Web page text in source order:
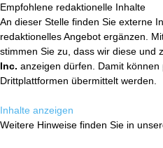
Empfohlene redaktionelle Inhalte
An dieser Stelle finden Sie externe
redaktionelles Angebot ergänzen.
stimmen Sie zu, dass wir diese und
Inc. anzeigen dürfen. Damit
Drittplattformen übermittelt werden.
Inhalte anzeigen
Weitere Hinweise finden Sie in